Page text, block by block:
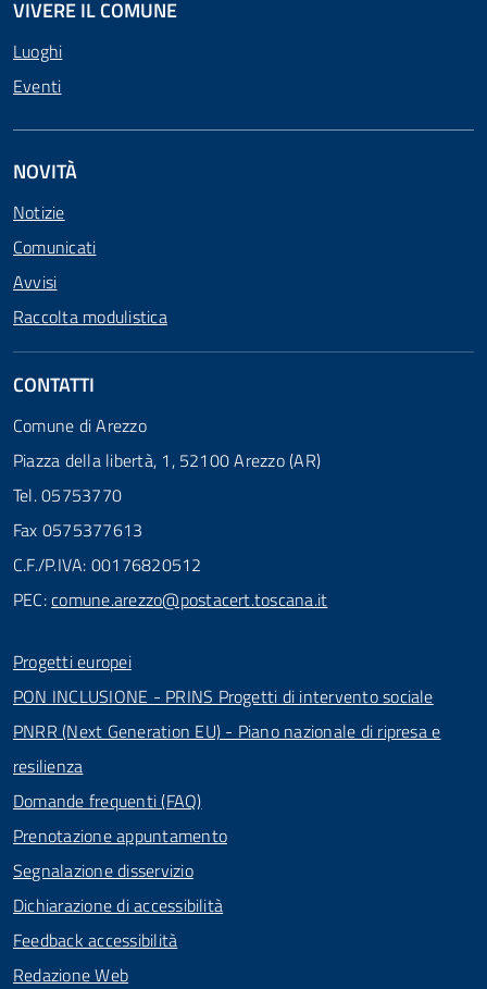
VIVERE IL COMUNE
Luoghi
Eventi
NOVITÀ
Notizie
Comunicati
Avvisi
Raccolta modulistica
CONTATTI
Comune di Arezzo
Piazza della libertà, 1, 52100 Arezzo (AR)
Tel. 05753770
Fax 0575377613
C.F./P.IVA: 00176820512
PEC:comune.arezzo@postacert.toscana.it
Progetti europei
PON INCLUSIONE - PRINS Progetti di intervento sociale
PNRR (Next Generation EU) - Piano nazionale di ripresa e
resilienza
Domande frequenti (FAQ)
Prenotazione appuntamento
Segnalazione disservizio
Dichiarazione di accessibilità
Feedback accessibilità
Redazione Web